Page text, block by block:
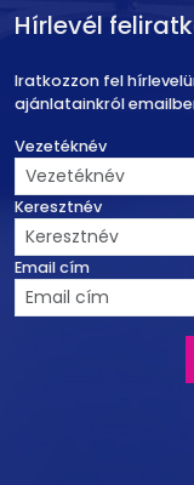
Hírlevél
Iratkozzon fel
ajánlatainkról
Vezetéknév
Keresztnév
Email cím